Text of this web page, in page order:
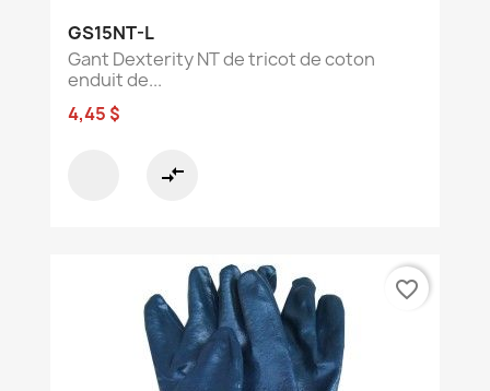
GS15NT-L
Gant Dexterity NT de tricot de coton
enduit de...
4,45 $
compare_arrows
favorite_border